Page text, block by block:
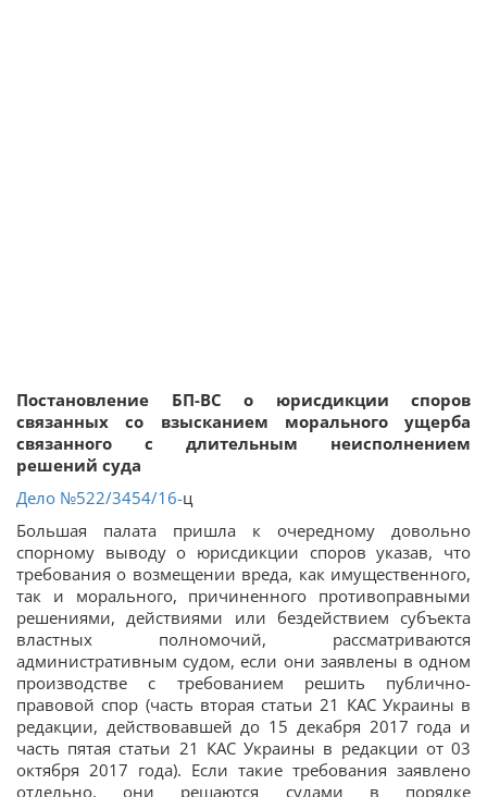
Постановление БП-ВС о юрисдикции споров
связанных со взысканием морального ущерба
связанного с длительным неисполнением
решений суда
Дело №522/3454/16-ц
Большая палата пришла к очередному довольно
спорному выводу о юрисдикции споров указав, что
требования о возмещении вреда, как имущественного,
так и морального, причиненного противоправными
решениями, действиями или бездействием субъекта
властных полномочий, рассматриваются
административным судом, если они заявлены в одном
производстве с требованием решить публично-
правовой спор (часть вторая статьи 21 КАС Украины в
редакции, действовавшей до 15 декабря 2017 года и
часть пятая статьи 21 КАС Украины в редакции от 03
октября 2017 года). Если такие требования заявлено
отдельно, они решаются судами в порядке